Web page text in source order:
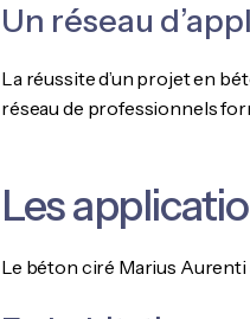
Un réseau
La réussite d’un projet en
réseau de professionnels
Les
Le béton ciré Marius Aurenti